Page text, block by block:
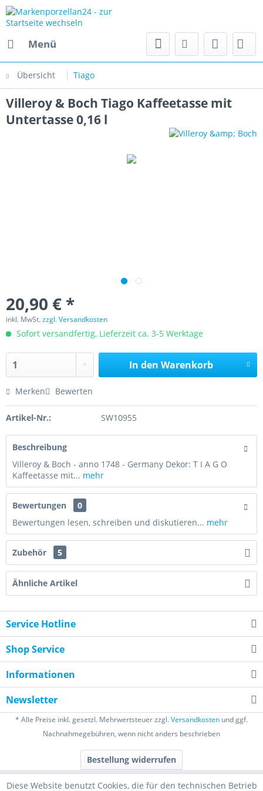
Menü
Übersicht Tiago
Villeroy & Boch Tiago Kaffeetasse mit
Untertasse 0,16 l
20,90 € *
inkl. MwSt.zzgl. Versandkosten
Sofort versandfertig, Lieferzeit ca. 3-5 Werktage
In den Warenkorb
Merken Bewerten
Artikel-Nr.: SW10955
Beschreibung
Villeroy & Boch - anno 1748 - Germany Dekor: T I A G O
Kaffeetasse mit... mehr
Bewertungen
0
Bewertungen lesen, schreiben und diskutieren... mehr
Zubehör 5
Ähnliche Artikel
Service Hotline
Shop Service
Informationen
Newsletter
* Alle Preise inkl. gesetzl. Mehrwertsteuer zzgl.Versandkosten und ggf.
Nachnahmegebühren, wenn nicht anders beschrieben
Bestellung widerrufen
Diese Website benutzt Cookies, die für den technischen Betrieb